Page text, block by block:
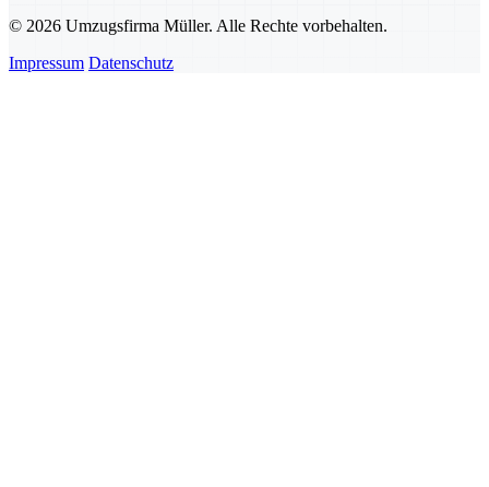
© 2026 Umzugsfirma Müller. Alle Rechte vorbehalten.
Impressum Datenschutz